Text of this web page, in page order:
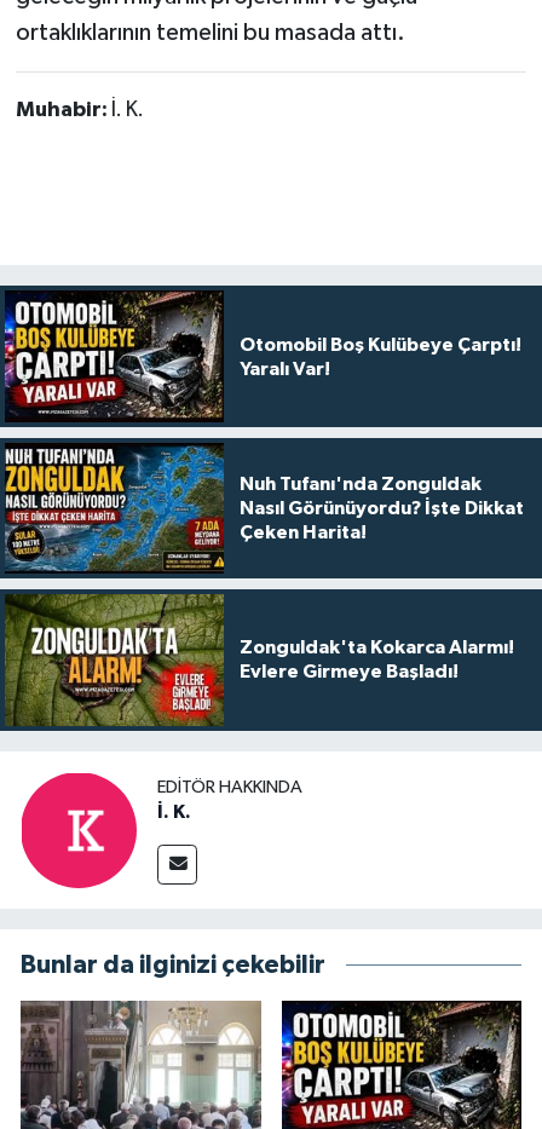
ortaklıklarının temelini bu masada attı.
Muhabir: İ. K.
Otomobil Boş Kulübeye Çarptı!
Yaralı Var!
Nuh Tufanı'nda Zonguldak
Nasıl Görünüyordu? İşte Dikkat
Çeken Harita!
Zonguldak'ta Kokarca Alarmı!
Evlere Girmeye Başladı!
EDITÖR HAKKINDA
İ. K.
Bunlar da ilginizi çekebilir